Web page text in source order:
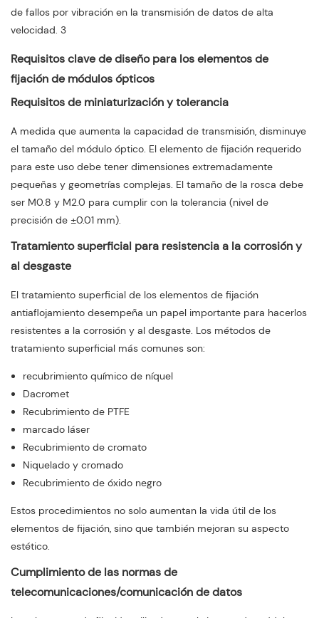
Requisitos clave de diseño para los elementos de
fijación de módulos ópticos
Requisitos de miniaturización y tolerancia
A medida que aumenta la capacidad de transmisión, disminuye
el tamaño del módulo óptico. El elemento de fijación requerido
para este uso debe tener dimensiones extremadamente
pequeñas y geometrías complejas. El tamaño de la rosca debe
ser M0.8 y M2.0 para cumplir con la tolerancia (nivel de
precisión de ±0.01 mm).
Tratamiento superficial para resistencia a la corrosión y
al desgaste
El tratamiento superficial de los elementos de fijación
antiaflojamiento desempeña un papel importante para hacerlos
resistentes a la corrosión y al desgaste. Los métodos de
tratamiento superficial más comunes son:
recubrimiento químico de níquel
Dacromet
Recubrimiento de PTFE
marcado láser
Recubrimiento de cromato
Niquelado y cromado
Recubrimiento de óxido negro
Estos procedimientos no solo aumentan la vida útil de los
elementos de fijación, sino que también mejoran su aspecto
estético.
Cumplimiento de las normas de
telecomunicaciones/comunicación de datos